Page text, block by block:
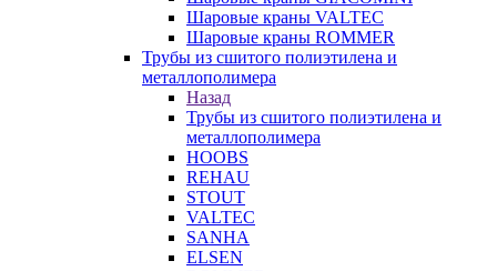
Шаровые краны VALTEC
Шаровые краны ROMMER
Трубы из сшитого полиэтилена и
металлополимера
Назад
Трубы из сшитого полиэтилена и
металлополимера
HOOBS
REHAU
STOUT
VALTEC
SANHA
ELSEN